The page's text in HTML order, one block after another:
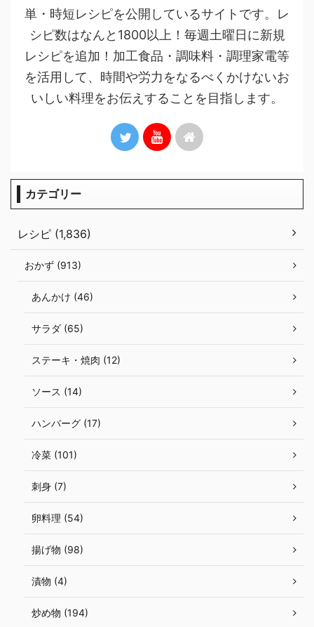
単・時短レシピを公開しているサイトです。レ
シピ数はなんと1800以上！毎週土曜日に新規
レシピを追加！加工食品・調味料・調理家電等
を活用して、時間や労力をなるべくかけないお
いしい料理をお伝えすることを目指します。
カテゴリー
レシピ (1,836)
おかず (913)
あんかけ (46)
サラダ (65)
ステーキ・焼肉 (12)
ソース (14)
ハンバーグ (17)
冷菜 (101)
刺身 (7)
卵料理 (54)
揚げ物 (98)
漬物 (4)
炒め物 (194)